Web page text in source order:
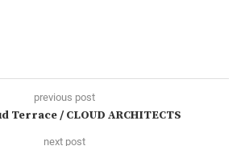
previous post
Terrace / CLOUD ARCHITECTS
next post